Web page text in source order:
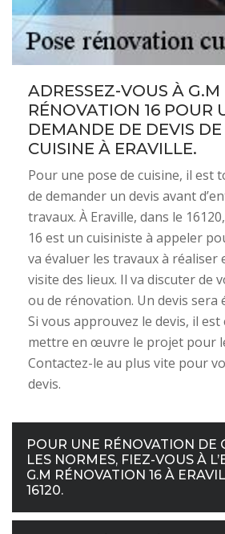
ADRESSEZ-VOUS À G.M
RÉNOVATION 16 POUR
DEMANDE DE DEVIS DE
CUISINE À ERAVILLE.
Pour une pose de cuisine, il est
de demander un devis avant
travaux. À Eraville, dans le
16 est un cuisiniste à appeler
va évaluer les travaux à réaliser
visite des lieux. Il va discuter de
ou de rénovation. Un devis sera
Si vous approuvez le devis, il est
mettre en œuvre le projet pour
Contactez-le au plus vite pour
devis.
POUR UNE RÉNOVATION DE
LES NORMES, FIEZ-VOUS À
G.M RÉNOVATION 16 À
16120.